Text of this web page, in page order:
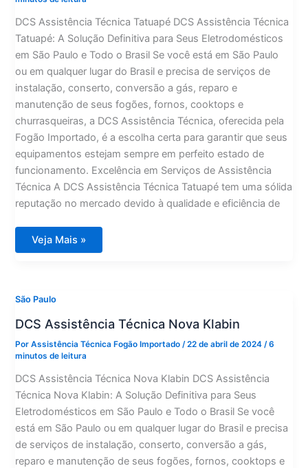
DCS Assistência Técnica Tatuapé DCS Assistência Técnica
Tatuapé: A Solução Definitiva para Seus Eletrodomésticos
em São Paulo e Todo o Brasil Se você está em São Paulo
ou em qualquer lugar do Brasil e precisa de serviços de
instalação, conserto, conversão a gás, reparo e
manutenção de seus fogões, fornos, cooktops e
churrasqueiras, a DCS Assistência Técnica, oferecida pela
Fogão Importado, é a escolha certa para garantir que seus
equipamentos estejam sempre em perfeito estado de
funcionamento. Excelência em Serviços de Assistência
Técnica A DCS Assistência Técnica Tatuapé tem uma sólida
reputação no mercado devido à qualidade e eficiência de
DCS
Assistência
Veja Mais »
São Paulo
DCS Assistência Técnica Nova Klabin
PorAssistência Técnica Fogão Importado/22 de abril de 2024/6
minutos de leitura
DCS Assistência Técnica Nova Klabin DCS Assistência
Técnica Nova Klabin: A Solução Definitiva para Seus
Eletrodomésticos em São Paulo e Todo o Brasil Se você
está em São Paulo ou em qualquer lugar do Brasil e precisa
de serviços de instalação, conserto, conversão a gás,
reparo e manutenção de seus fogões, fornos, cooktops e